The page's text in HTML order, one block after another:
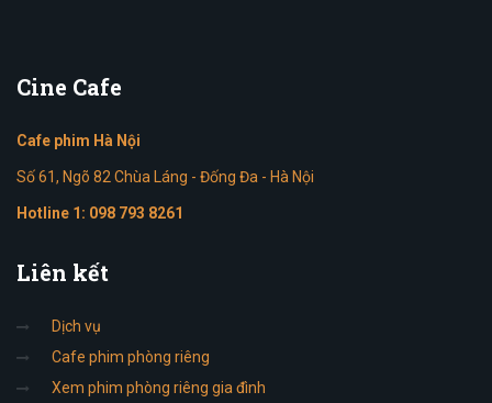
Cine Cafe
Cafe phim Hà Nội
Số 61, Ngõ 82 Chùa Láng - Đống Đa - Hà Nội
Hotline 1: 098 793 8261
Liên kết
Dịch vụ
Cafe phim phòng riêng
Xem phim phòng riêng gia đình